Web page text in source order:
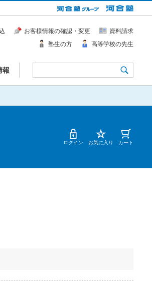
報
お客様情報の確認・変更
資料請求
塾生の方
高等学校の先生
ログイン お気に入り カート